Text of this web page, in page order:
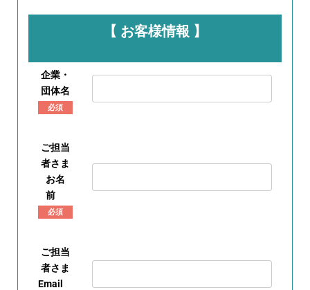
【 お客様情報 】
企業・
団体名
必須
ご担当
者さま
お名
前
必須
ご担当
者さま
Email